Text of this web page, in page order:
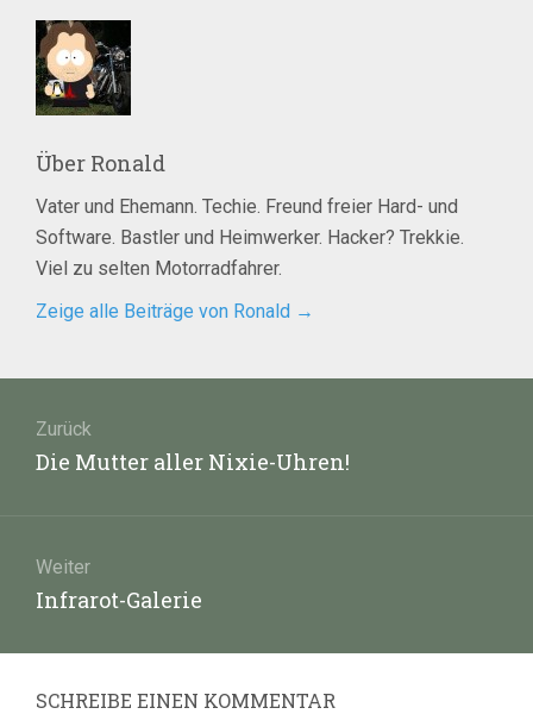
Über Ronald
Vater und Ehemann. Techie. Freund freier Hard- und
Software. Bastler und Heimwerker. Hacker? Trekkie.
Viel zu selten Motorradfahrer.
Zeige alle Beiträge von Ronald →
Zurück
Vorheriger
Die Mutter aller Nixie-Uhren!
Weiter
Nächster
Infrarot-Galerie
SCHREIBE EINEN KOMMENTAR